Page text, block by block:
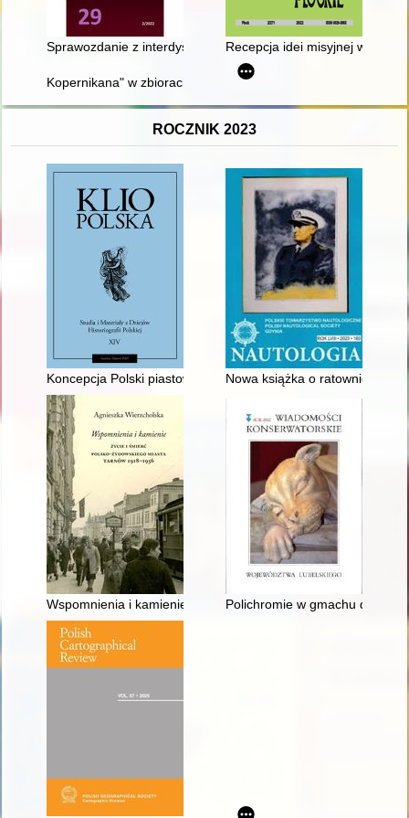
Sprawozdanie z interdyscyplinarnej konferencji naukowej
Recepcja idei misyjnej w
Kopernikana" w zbiorach Archidiecezji Warmińskiej : katalog
ROCZNIK 2023
Koncepcja Polski piastowskiej w myśli historycznej II
Nowa książka o ratownictwie
Wspomnienia i kamienie : życie i śmierć polsko-żydowskiego
Polichromie w gmachu dawnej